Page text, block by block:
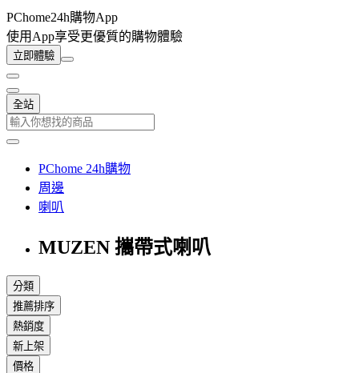
PChome24h購物App
使用App享受更優質的購物體驗
立即體驗
全站
PChome 24h購物
周邊
喇叭
MUZEN 攜帶式喇叭
分類
推薦排序
熱銷度
新上架
價格